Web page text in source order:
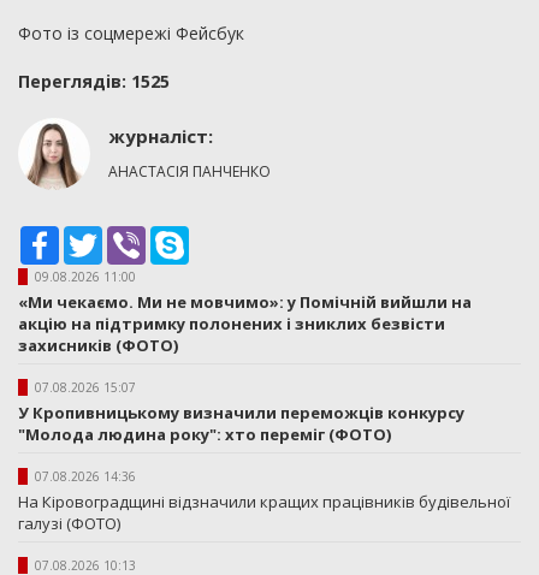
Фото із соцмережі Фейсбук
Переглядiв: 1525
журналіст:
АНАСТАСІЯ ПАНЧЕНКО
Facebook
TwitterViber
09.08.2026 11:00
«Ми чекаємо. Ми не мовчимо»: у Помічній вийшли на
акцію на підтримку полонених і зниклих безвісти
захисників (ФОТО)
07.08.2026 15:07
У Кропивницькому визначили переможців конкурсу
"Молода людина року": хто переміг (ФОТО)
07.08.2026 14:36
На Кіровоградщині відзначили кращих працівників будівельної
галузі (ФОТО)
07.08.2026 10:13